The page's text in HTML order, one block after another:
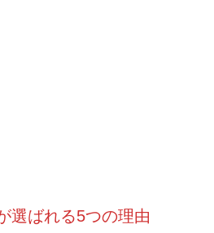
選ばれる5つの理由